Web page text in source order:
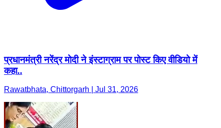
प्रधानमंत्री नरेंद्र मोदी ने इंस्टाग्राम पर पोस्ट किए वीडियो में
कहा..
Rawatbhata, Chittorgarh | Jul 31, 2026